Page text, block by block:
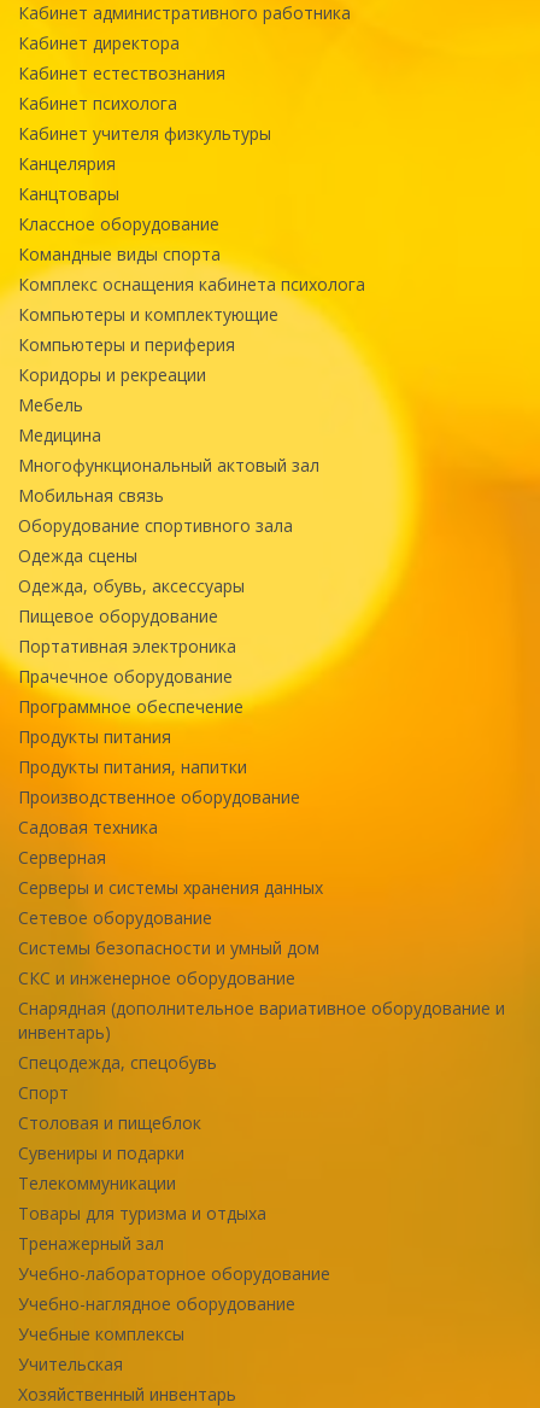
Кабинет административного работника
Кабинет директора
Кабинет естествознания
Кабинет психолога
Кабинет учителя физкультуры
Канцелярия
Канцтовары
Классное оборудование
Командные виды спорта
Комплекс оснащения кабинета психолога
Компьютеры и комплектующие
Компьютеры и периферия
Коридоры и рекреации
Мебель
Медицина
Многофункциональный актовый зал
Мобильная связь
Оборудование спортивного зала
Одежда сцены
Одежда, обувь, аксессуары
Пищевое оборудование
Портативная электроника
Прачечное оборудование
Программное обеспечение
Продукты питания
Продукты питания, напитки
Производственное оборудование
Садовая техника
Серверная
Серверы и системы хранения данных
Сетевое оборудование
Системы безопасности и умный дом
СКС и инженерное оборудование
Снарядная (дополнительное вариативное оборудование и
инвентарь)
Спецодежда, спецобувь
Спорт
Столовая и пищеблок
Сувениры и подарки
Телекоммуникации
Товары для туризма и отдыха
Тренажерный зал
Учебно-лабораторное оборудование
Учебно-наглядное оборудование
Учебные комплексы
Учительская
Хозяйственный инвентарь